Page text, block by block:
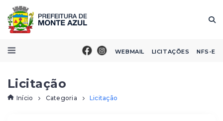
WEBMAIL LICITAÇÕES NFS-E
Licitação
Início Categoria Licitação